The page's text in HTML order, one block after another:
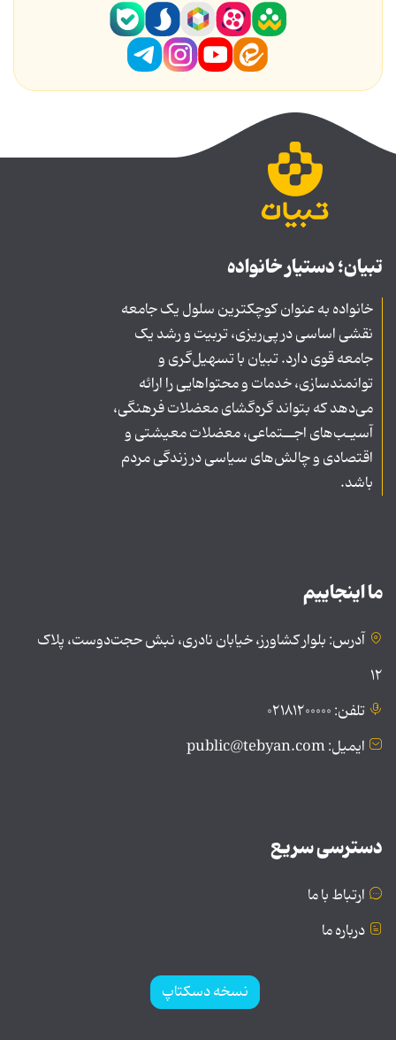
تبیان؛ دستیار خانواده
خانواده به عنوان کوچکترین سلول یک جامعه
نقشی اساسی در پی‌ریزی، تربیت و رشد یک
جامعه قوی دارد. تبیان با تسهیل‌گری و
توانمندسازی، خدمات و محتواهایی را ارائه
می‌دهد که بتواند گره‌گشای معضلات فرهنگی،
آسیـب‌های اجــتماعی، معضلات معیشتی و
اقتصادی و چالش‌های سیاسی در زندگی مردم
باشد.
ما اینجاییم
آدرس: بلوار کشاورز، خیابان نادری، نبش حجت‌دوست، پلاک
۱۲
تلفن: ۰۲۱۸۱۲۰۰۰۰۰
ایمیل: public@tebyan.com
دسترسی سریع
ارتباط با ما
درباره ما
نسخه دسکتاپ